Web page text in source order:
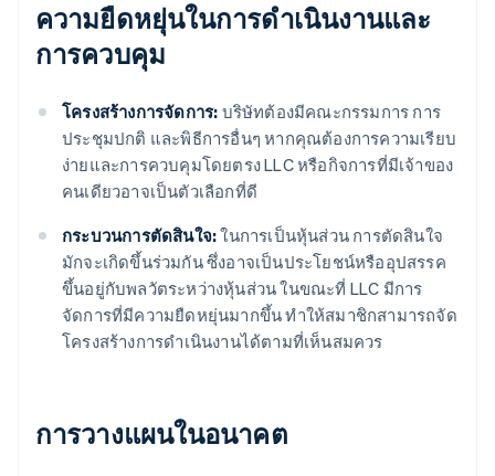
ความยืดหยุ่นในการดําเนินงานและ
การควบคุม
โครงสร้างการจัดการ: บริษัทต้องมีคณะกรรมการ การ
ประชุมปกติ และพิธีการอื่นๆ หากคุณต้องการความเรียบ
ง่ายและการควบคุมโดยตรง LLC หรือกิจการที่มีเจ้าของ
คนเดียวอาจเป็นตัวเลือกที่ดี
กระบวนการตัดสินใจ:ในการเป็นหุ้นส่วน การตัดสินใจ
มักจะเกิดขึ้นร่วมกัน ซึ่งอาจเป็นประโยชน์หรืออุปสรรค
ขึ้นอยู่กับพลวัตระหว่างหุ้นส่วน ในขณะที่ LLC มีการ
จัดการที่มีความยืดหยุ่นมากขึ้น ทําให้สมาชิกสามารถจัด
โครงสร้างการดําเนินงานได้ตามที่เห็นสมควร
การวางแผนในอนาคต